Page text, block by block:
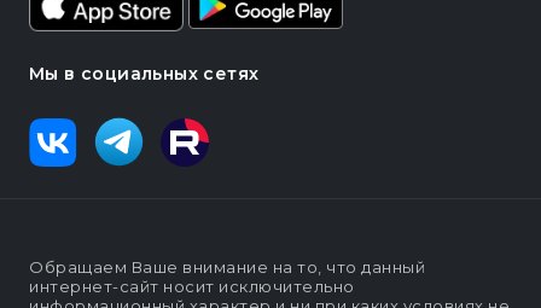
Мы в социальных сетях
Обращаем Ваше внимание на то, что данный
интернет-сайт носит исключительно